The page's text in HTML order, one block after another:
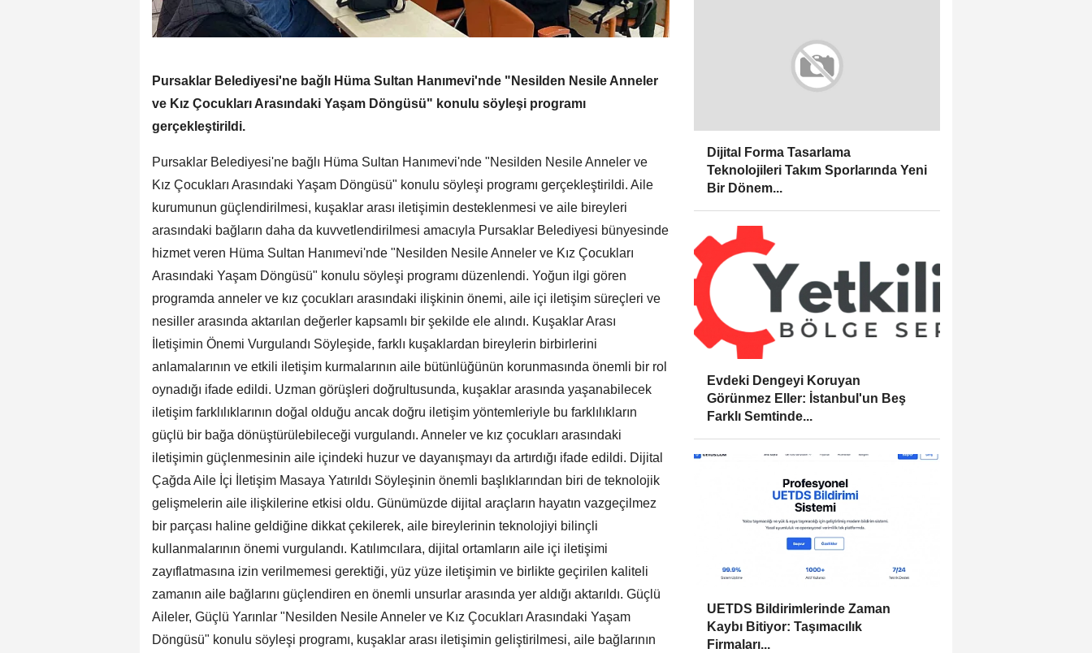
Pursaklar Belediyesi'ne bağlı Hüma Sultan Hanımevi'nde "Nesilden Nesile Anneler
ve Kız Çocukları Arasındaki Yaşam Döngüsü" konulu söyleşi programı
gerçekleştirildi.
Pursaklar Belediyesi'ne bağlı Hüma Sultan Hanımevi'nde "Nesilden Nesile Anneler ve
Kız Çocukları Arasındaki Yaşam Döngüsü" konulu söyleşi programı gerçekleştirildi. Aile
kurumunun güçlendirilmesi, kuşaklar arası iletişimin desteklenmesi ve aile bireyleri
arasındaki bağların daha da kuvvetlendirilmesi amacıyla Pursaklar Belediyesi bünyesinde
hizmet veren Hüma Sultan Hanımevi'nde "Nesilden Nesile Anneler ve Kız Çocukları
Arasındaki Yaşam Döngüsü" konulu söyleşi programı düzenlendi. Yoğun ilgi gören
programda anneler ve kız çocukları arasındaki ilişkinin önemi, aile içi iletişim süreçleri ve
nesiller arasında aktarılan değerler kapsamlı bir şekilde ele alındı. Kuşaklar Arası
İletişimin Önemi Vurgulandı Söyleşide, farklı kuşaklardan bireylerin birbirlerini
anlamalarının ve etkili iletişim kurmalarının aile bütünlüğünün korunmasında önemli bir rol
oynadığı ifade edildi. Uzman görüşleri doğrultusunda, kuşaklar arasında yaşanabilecek
iletişim farklılıklarının doğal olduğu ancak doğru iletişim yöntemleriyle bu farklılıkların
güçlü bir bağa dönüştürülebileceği vurgulandı. Anneler ve kız çocukları arasındaki
iletişimin güçlenmesinin aile içindeki huzur ve dayanışmayı da artırdığı ifade edildi. Dijital
Çağda Aile İçi İletişim Masaya Yatırıldı Söyleşinin önemli başlıklarından biri de teknolojik
gelişmelerin aile ilişkilerine etkisi oldu. Günümüzde dijital araçların hayatın vazgeçilmez
bir parçası haline geldiğine dikkat çekilerek, aile bireylerinin teknolojiyi bilinçli
kullanmalarının önemi vurgulandı. Katılımcılara, dijital ortamların aile içi iletişimi
zayıflatmasına izin verilmemesi gerektiği, yüz yüze iletişimin ve birlikte geçirilen kaliteli
zamanın aile bağlarını güçlendiren en önemli unsurlar arasında yer aldığı aktarıldı. Güçlü
Aileler, Güçlü Yarınlar "Nesilden Nesile Anneler ve Kız Çocukları Arasındaki Yaşam
Döngüsü" konulu söyleşi programı, kuşaklar arası iletişimin geliştirilmesi, aile bağlarının
Dijital Forma Tasarlama
Teknolojileri Takım Sporlarında Yeni
Bir Dönem...
Evdeki Dengeyi Koruyan
Görünmez Eller: İstanbul'un Beş
Farklı Semtinde...
UETDS Bildirimlerinde Zaman
Kaybı Bitiyor: Taşımacılık
Firmaları...